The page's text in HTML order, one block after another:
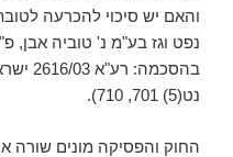
נט(5) 701, 710).
החוק והפסיקה מונים שורה